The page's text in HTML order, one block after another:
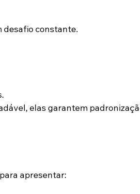
desafio constante.
elas garantem
apresentar: